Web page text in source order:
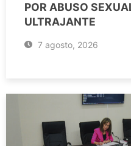
POR ABUSO
ULTRAJANTE
7 agosto, 2026